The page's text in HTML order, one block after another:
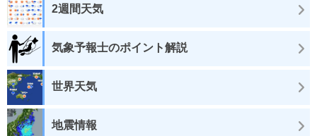
2週間天気
気象予報士のポイント解説
世界天気
地震情報